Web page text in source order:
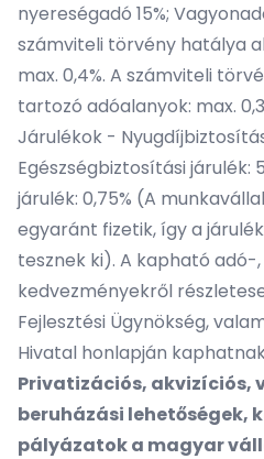
nyereségadó 15%;
számviteli törvény hatálya
max. 0,4%. A számviteli
tartozó adóalanyok: max.
Járulékok -
Egészségbiztosítási járulék:
járulék: 0,75% (A
egyaránt fizetik, így a
tesznek ki). A kapható adó-
kedvezményekről
Fejlesztési Ügynökség,
Hivatal honlapján
Privatizációs, akvizíciós,
beruházási lehetőségek,
pályázatok a magyar